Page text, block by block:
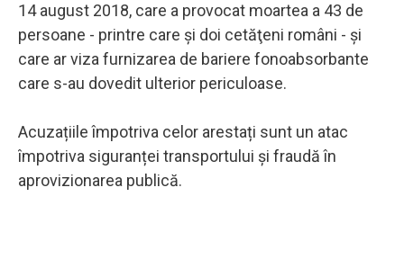
14 august 2018, care a provocat moartea a 43 de
persoane - printre care şi doi cetăţeni români - și
care ar viza furnizarea de bariere fonoabsorbante
care s-au dovedit ulterior periculoase.
Acuzațiile împotriva celor arestați sunt un atac
împotriva siguranței transportului și fraudă în
aprovizionarea publică.